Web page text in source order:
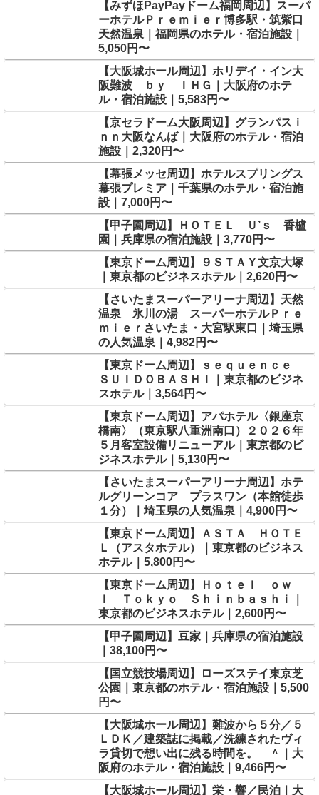
【みずほPayPayドーム福岡周辺】スーパ
ーホテルＰｒｅｍｉｅｒ博多駅・筑紫口
天然温泉｜福岡県のホテル・宿泊施設｜
5,050円〜
【大阪城ホール周辺】ホリデイ・イン大
阪難波 ｂｙ ＩＨＧ｜大阪府のホテ
ル・宿泊施設｜5,583円〜
【京セラドーム大阪周辺】グランパスｉ
ｎｎ大阪なんば｜大阪府のホテル・宿泊
施設｜2,320円〜
【幕張メッセ周辺】ホテルスプリングス
幕張プレミア｜千葉県のホテル・宿泊施
設｜7,000円〜
【甲子園周辺】ＨＯＴＥＬ Ｕ’ｓ 香櫨
園｜兵庫県の宿泊施設｜3,770円〜
【東京ドーム周辺】９ＳＴＡＹ文京大塚
｜東京都のビジネスホテル｜2,620円〜
【さいたまスーパーアリーナ周辺】天然
温泉 氷川の湯 スーパーホテルＰｒｅ
ｍｉｅｒさいたま・大宮駅東口｜埼玉県
の人気温泉｜4,982円〜
【東京ドーム周辺】ｓｅｑｕｅｎｃｅ
ＳＵＩＤＯＢＡＳＨＩ｜東京都のビジネ
スホテル｜3,564円〜
【東京ドーム周辺】アパホテル〈銀座京
橋南〉（東京駅八重洲南口）２０２６年
５月客室設備リニューアル｜東京都のビ
ジネスホテル｜5,130円〜
【さいたまスーパーアリーナ周辺】ホテ
ルグリーンコア プラスワン（本館徒歩
１分）｜埼玉県の人気温泉｜4,900円〜
【東京ドーム周辺】ＡＳＴＡ ＨＯＴＥ
Ｌ（アスタホテル）｜東京都のビジネス
ホテル｜5,800円〜
【東京ドーム周辺】Ｈｏｔｅｌ ｏｗ
ｌ Ｔｏｋｙｏ Ｓｈｉｎｂａｓｈｉ｜
東京都のビジネスホテル｜2,600円〜
【甲子園周辺】豆家｜兵庫県の宿泊施設
｜38,100円〜
【国立競技場周辺】ローズステイ東京芝
公園｜東京都のホテル・宿泊施設｜5,500
円〜
【大阪城ホール周辺】難波から５分／５
ＬＤＫ／建築誌に掲載／洗練されたヴィ
ラ貸切で想い出に残る時間を。 ＾｜大
阪府のホテル・宿泊施設｜9,466円〜
【大阪城ホール周辺】栄・響／民泊｜大